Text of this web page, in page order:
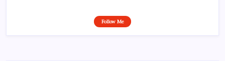
Follow Me